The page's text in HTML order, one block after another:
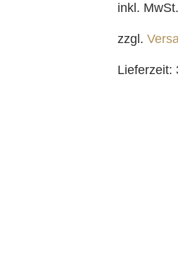
inkl. MwSt.
zzgl.
Lieferzeit: